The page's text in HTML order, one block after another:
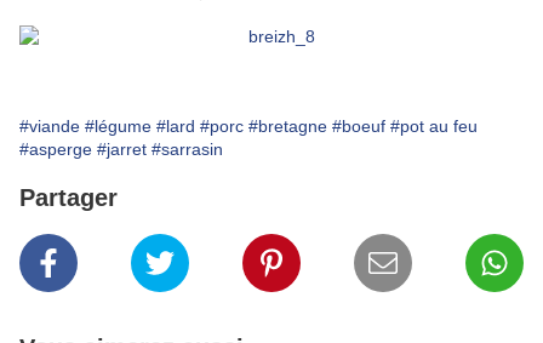
#viande #légume #lard #porc #bretagne #boeuf #pot au feu
#asperge #jarret #sarrasin
Partager